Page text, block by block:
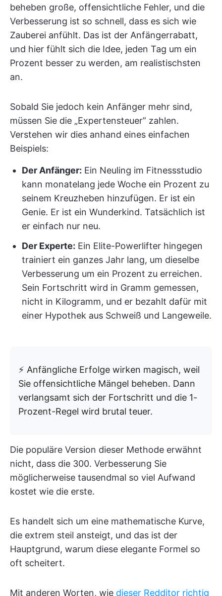
beheben große, offensichtliche Fehler, und die
Verbesserung ist so schnell, dass es sich wie
Zauberei anfühlt. Das ist der Anfängerrabatt,
und hier fühlt sich die Idee, jeden Tag um ein
Prozent besser zu werden, am realistischsten
an.
Sobald Sie jedoch kein Anfänger mehr sind,
müssen Sie die „Expertensteuer” zahlen.
Verstehen wir dies anhand eines einfachen
Beispiels:
Der Anfänger: Ein Neuling im Fitnessstudio
kann monatelang jede Woche ein Prozent zu
seinem Kreuzheben hinzufügen. Er ist ein
Genie. Er ist ein Wunderkind. Tatsächlich ist
er einfach nur neu.
Der Experte: Ein Elite-Powerlifter hingegen
trainiert ein ganzes Jahr lang, um dieselbe
Verbesserung um ein Prozent zu erreichen.
Sein Fortschritt wird in Gramm gemessen,
nicht in Kilogramm, und er bezahlt dafür mit
einer Hypothek aus Schweiß und Langeweile.
⚡ Anfängliche Erfolge wirken magisch, weil
Sie offensichtliche Mängel beheben. Dann
verlangsamt sich der Fortschritt und die 1-
Prozent-Regel wird brutal teuer.
Die populäre Version dieser Methode erwähnt
nicht, dass die 300. Verbesserung Sie
möglicherweise tausendmal so viel Aufwand
kostet wie die erste.
Es handelt sich um eine mathematische Kurve,
die extrem steil ansteigt, und das ist der
Hauptgrund, warum diese elegante Formel so
oft scheitert.
Mit anderen Worten, wie dieser Redditor richtig